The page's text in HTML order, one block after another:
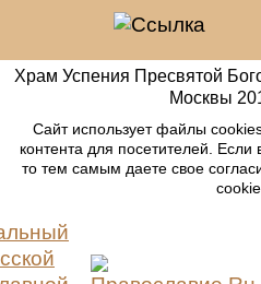
Храм Успения Пресвятой
Москвы
Сайт использует файлы
контента для посетителей. Если
то тем самым даете свое